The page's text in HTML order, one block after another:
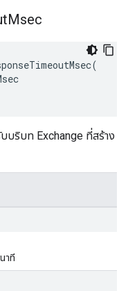
Msec
บริบท Exchange ที่สร้าง
าที